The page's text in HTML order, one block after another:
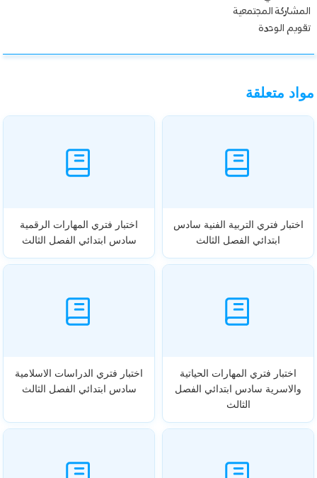
المشاركة المجتمعية
تقويم الوحدة
مواد متعلقة
اختبار فتري التربية الفنية سادس
ابتدائي الفصل الثالث
اختبار فتري المهارات الرقمية
سادس ابتدائي الفصل الثالث
اختبار فتري المهارات الحياتية
والاسرية سادس ابتدائي الفصل
الثالث
اختبار فتري الدراسات الاسلامية
سادس ابتدائي الفصل الثالث